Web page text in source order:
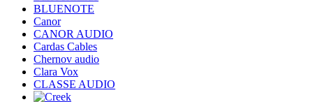
BLUENOTE
Canor
CANOR AUDIO
Cardas Cables
Chernov audio
Clara Vox
CLASSE AUDIO